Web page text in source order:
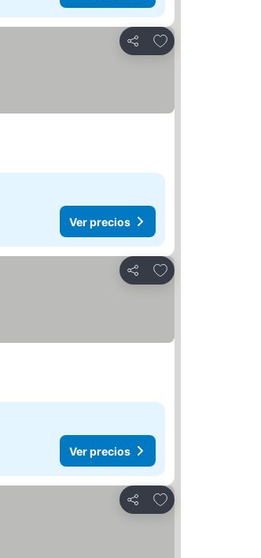
Compartir
Agregar a favoritos
Ver precios
Compartir
Agregar a favoritos
Ver precios
Compartir
Agregar a favoritos